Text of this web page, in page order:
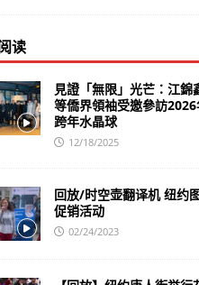
读
見證「無限」光芒：江錦
等僑界領袖受邀參訪
跨年水晶球
12/18/2025
回放/时空壶翻译机 纽约
促销活动
02/24/2023